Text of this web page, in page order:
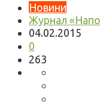
Новини
Журнал
04.02.2015
0
263